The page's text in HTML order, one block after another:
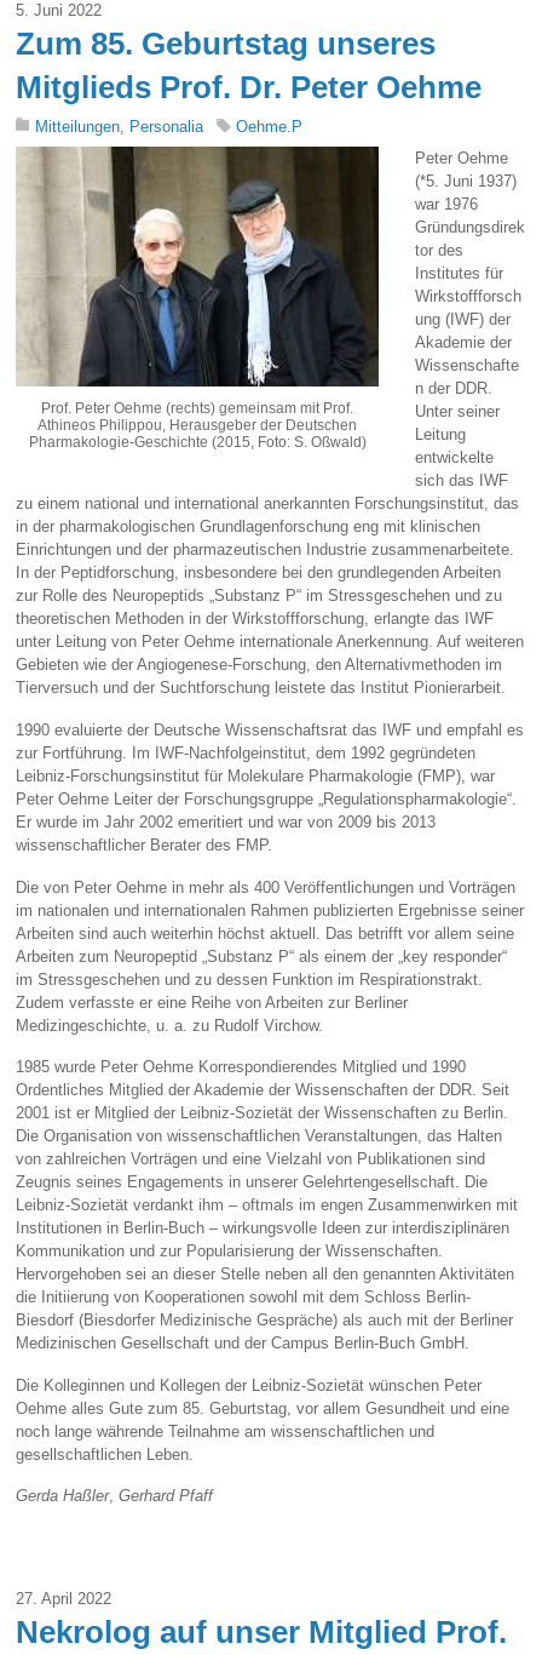
5. Juni 2022
Zum 85. Geburtstag unseres
Mitglieds Prof. Dr. Peter Oehme
Mitteilungen, Personalia Oehme.P
Prof. Peter Oehme (rechts) gemeinsam mit Prof.
Athineos Philippou, Herausgeber der Deutschen
Pharmakologie-Geschichte (2015, Foto: S. Oßwald)
Peter Oehme
(*5. Juni 1937)
war 1976
Gründungsdirek
tor des
Institutes für
Wirkstoffforsch
ung (IWF) der
Akademie der
Wissenschafte
n der DDR.
Unter seiner
Leitung
entwickelte
sich das IWF
zu einem national und international anerkannten Forschungsinstitut, das
in der pharmakologischen Grundlagenforschung eng mit klinischen
Einrichtungen und der pharmazeutischen Industrie zusammenarbeitete.
In der Peptidforschung, insbesondere bei den grundlegenden Arbeiten
zur Rolle des Neuropeptids „Substanz P“ im Stressgeschehen und zu
theoretischen Methoden in der Wirkstoffforschung, erlangte das IWF
unter Leitung von Peter Oehme internationale Anerkennung. Auf weiteren
Gebieten wie der Angiogenese-Forschung, den Alternativmethoden im
Tierversuch und der Suchtforschung leistete das Institut Pionierarbeit.
1990 evaluierte der Deutsche Wissenschaftsrat das IWF und empfahl es
zur Fortführung. Im IWF-Nachfolgeinstitut, dem 1992 gegründeten
Leibniz-Forschungsinstitut für Molekulare Pharmakologie (FMP), war
Peter Oehme Leiter der Forschungsgruppe „Regulationspharmakologie“.
Er wurde im Jahr 2002 emeritiert und war von 2009 bis 2013
wissenschaftlicher Berater des FMP.
Die von Peter Oehme in mehr als 400 Veröffentlichungen und Vorträgen
im nationalen und internationalen Rahmen publizierten Ergebnisse seiner
Arbeiten sind auch weiterhin höchst aktuell. Das betrifft vor allem seine
Arbeiten zum Neuropeptid „Substanz P“ als einem der „key responder“
im Stressgeschehen und zu dessen Funktion im Respirationstrakt.
Zudem verfasste er eine Reihe von Arbeiten zur Berliner
Medizingeschichte, u. a. zu Rudolf Virchow.
1985 wurde Peter Oehme Korrespondierendes Mitglied und 1990
Ordentliches Mitglied der Akademie der Wissenschaften der DDR. Seit
2001 ist er Mitglied der Leibniz-Sozietät der Wissenschaften zu Berlin.
Die Organisation von wissenschaftlichen Veranstaltungen, das Halten
von zahlreichen Vorträgen und eine Vielzahl von Publikationen sind
Zeugnis seines Engagements in unserer Gelehrtengesellschaft. Die
Leibniz-Sozietät verdankt ihm – oftmals im engen Zusammenwirken mit
Institutionen in Berlin-Buch – wirkungsvolle Ideen zur interdisziplinären
Kommunikation und zur Popularisierung der Wissenschaften.
Hervorgehoben sei an dieser Stelle neben all den genannten Aktivitäten
die Initiierung von Kooperationen sowohl mit dem Schloss Berlin-
Biesdorf (Biesdorfer Medizinische Gespräche) als auch mit der Berliner
Medizinischen Gesellschaft und der Campus Berlin-Buch GmbH.
Die Kolleginnen und Kollegen der Leibniz-Sozietät wünschen Peter
Oehme alles Gute zum 85. Geburtstag, vor allem Gesundheit und eine
noch lange währende Teilnahme am wissenschaftlichen und
gesellschaftlichen Leben.
Gerda Haßler,Gerhard Pfaff
27. April 2022
Nekrolog auf unser Mitglied Prof.